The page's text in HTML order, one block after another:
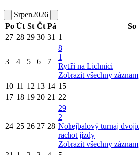
Srpen2026
Po Út St Čt Pá So
27 28 29 30 31 1
3 4 5 6 7
8
1
Rytíři na Lichnici
Zobrazit všechny
10 11 12 13 14 15
17 18 19 20 21 22
24 25 26 27 28
29
2
Nohejbalový turnaj
rachot jízdy
Zobrazit všechny